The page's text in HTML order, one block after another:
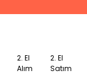
2. El
Alım
2. El
Satım